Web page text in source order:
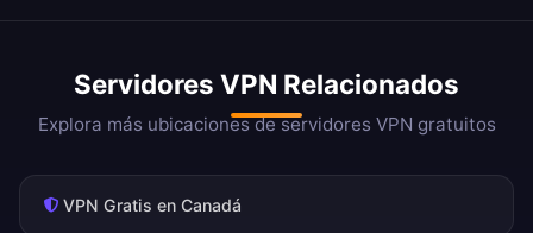
Servidores VPN Relacionados
Explora más ubicaciones de servidores VPN gratuitos
VPN Gratis en Canadá